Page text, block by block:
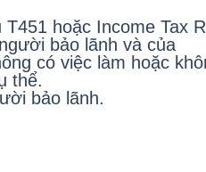
hoặc Income Tax
bảo lãnh và của
có việc làm hoặc
thể.
bảo lãnh.